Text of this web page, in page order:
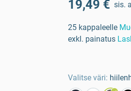
19,49 € sis.
25 kappaleelle
exkl. painatus
Valitse väri: